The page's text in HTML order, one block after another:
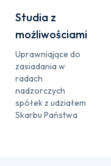
Studia z
możliwościami
Uprawniające do
zasiadania w
radach
nadzorczych
spółek z udziałem
Skarbu Państwa